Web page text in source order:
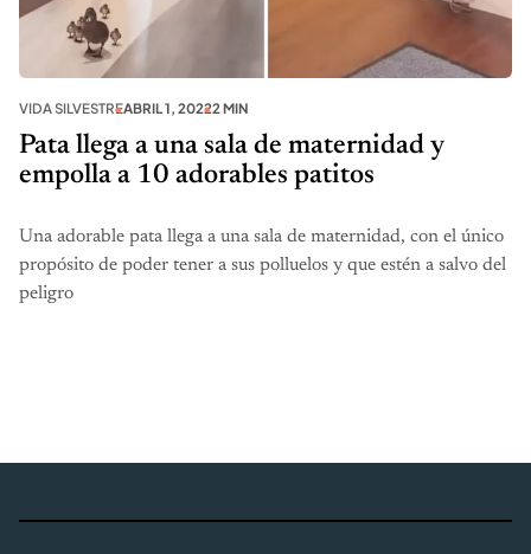
VIDA SILVESTREABRIL 1, 20222 MIN
Pata llega a una sala de maternidad y
empolla a 10 adorables patitos
Una adorable pata llega a una sala de maternidad, con el único
propósito de poder tener a sus polluelos y que estén a salvo del
peligro